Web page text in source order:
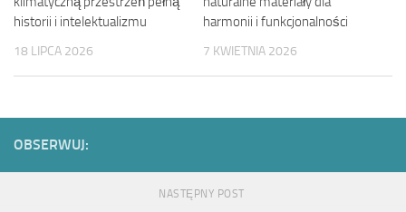
historii i intelektualizmu
18 LIPCA 2026
harmonii i funkcjonalności
7 KWIETNIA 2026
OBSERWUJ:
NASTĘPNY POST